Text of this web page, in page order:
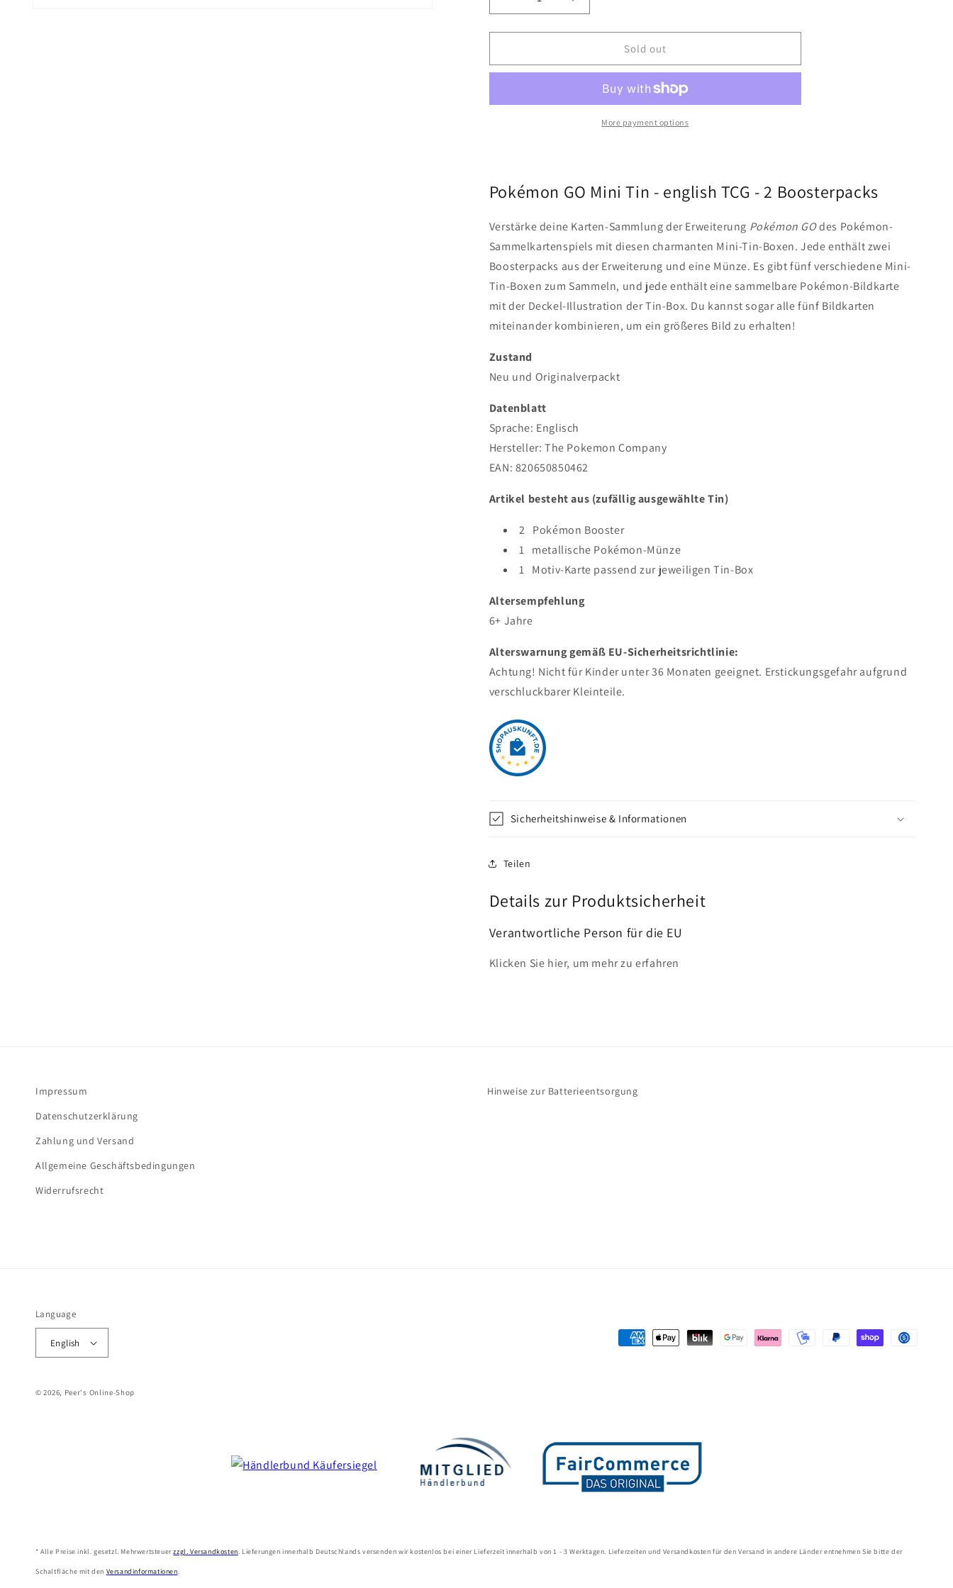
Decrease
quantity
for
GO
-
Boosterpacks
-
Motiv
Increase
quantity
for
Pokémon
GO
-
english
Boosterpacks
-
Motiv
Sold out
More payment options
Pokémon GO Mini Tin - english TCG - 2 Boosterpacks
Verstärke deine Karten-Sammlung der Erweiterung Pokémon GOdes Pokémon-
Sammelkartenspiels mit diesen charmanten Mini-Tin-Boxen. Jede enthält zwei
Boosterpacks aus der Erweiterung und eine Münze. Es gibt fünf verschiedene Mini-
Tin-Boxen zum Sammeln, und jede enthält eine sammelbare Pokémon-Bildkarte
mit der Deckel-Illustration der Tin-Box. Du kannst sogar alle fünf Bildkarten
miteinander kombinieren, um ein größeres Bild zu erhalten!
Zustand
Neu und Originalverpackt
Datenblatt
Sprache: Englisch
Hersteller: The Pokemon Company
EAN: 820650850462
Artikel besteht aus (zufällig ausgewählte Tin)
2 Pokémon Booster
1 metallische Pokémon-Münze
1 Motiv-Karte passend zur jeweiligen Tin-Box
Altersempfehlung
6+ Jahre
Alterswarnung gemäß EU-Sicherheitsrichtlinie:
Achtung! Nicht für Kinder unter 36 Monaten geeignet. Erstickungsgefahr aufgrund
verschluckbarer Kleinteile.
Sicherheitshinweise & Informationen
Teilen
Details zur Produktsicherheit
Verantwortliche Person für die EU
Klicken Sie hier, um mehr zu erfahren
Impressum
Datenschutzerklärung
Zahlung und Versand
Allgemeine Geschäftsbedingungen
Widerrufsrecht
Hinweise zur Batterieentsorgung
Language
English
Payment
© 2026, Peer's Online-Shop
* Alle Preise inkl. gesetzl. Mehrwertsteuerzzgl. Versandkosten. Lieferungen innerhalb Deutschlands versenden wir kostenlos bei einer Lieferzeit innerhalb von 1 - 3 Werktagen. Lieferzeiten und Versandkosten für den Versand in andere Länder entnehmen Sie bitte der
Schaltfläche mit den Versandinformationen.